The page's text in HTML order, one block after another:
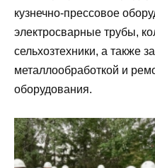
кузнечно-прессовое
электросварные трубы,
сельхозтехники, а также
металлообработкой и
оборудования.